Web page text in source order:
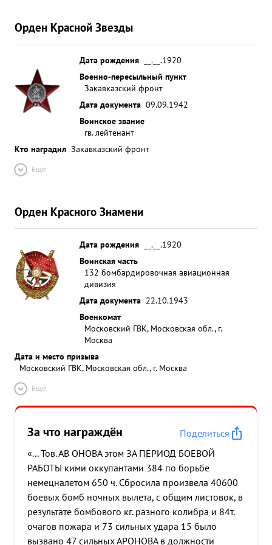
немецким фашизмом, достойна
Правительственной награды Орден "КР АСНАЯ
Орден Красной Звезды
Дата рождения
__.__.1920
Военно-пересыльный пункт
Закавказский фронт
Дата документа 09.09.1942
Воинское звание
гв. лейтенант
Кто наградил Закавказский фронт
Ещё
Орден Красного Знамени
Дата рождения
__.__.1920
Воинская часть
132 бомбардировочная авиационная
дивизия
Дата документа 22.10.1943
Военкомат
Московский ГВК, Московская обл., г.
Москва
Дата и место призыва
Московский ГВК, Московская обл., г. Москва
Ещё
За что награждён
Поделиться
«... Тов. АВ ОНОВА этом ЗА ПЕРИОД БОЕВОЙ
РАБОТЫ кими оккупантами 384 по борьбе
немецналетом 650 ч. Сбросила произвела 40600
боевых бомб ночных вылета, с общим листовок, в
результате бомбового кг. разного колибра и 84т.
очагов пожара и 73 сильных удара 15 было
вызвано 47 сильных АРОНОВА в должности